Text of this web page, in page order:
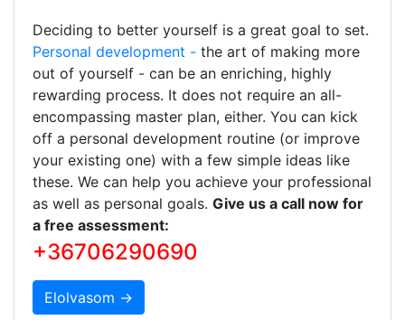
Deciding to better yourself is a great goal to set.
Personal development - the art of making more
out of yourself - can be an enriching, highly
rewarding process. It does not require an all-
encompassing master plan, either. You can kick
off a personal development routine (or improve
your existing one) with a few simple ideas like
these. We can help you achieve your professional
as well as personal goals. Give us a call now for
a free assessment:
+36706290690
Elolvasom →